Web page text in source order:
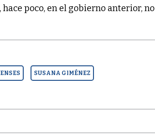
poco, en el gobierno anterior, no
SUSANA GIMÉNEZ